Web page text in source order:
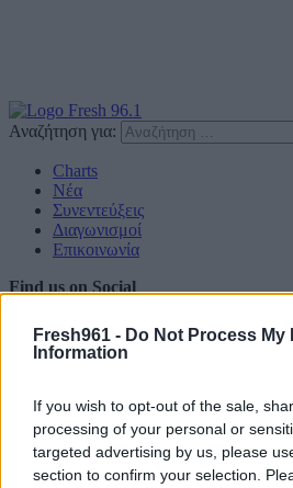
Fresh961 - Do Not Process My
Information
If you wish to opt-out of the sale,
processing of your personal or
targeted advertising by us, please
section to confirm your selection.
Αναζήτηση για:
Charts
Νέα
Συνεντεύξεις
Διαγωνισμοί
Επικοινωνία
Find us on Social
Πολιτική Απορρήτου
Διαφημιστείτε